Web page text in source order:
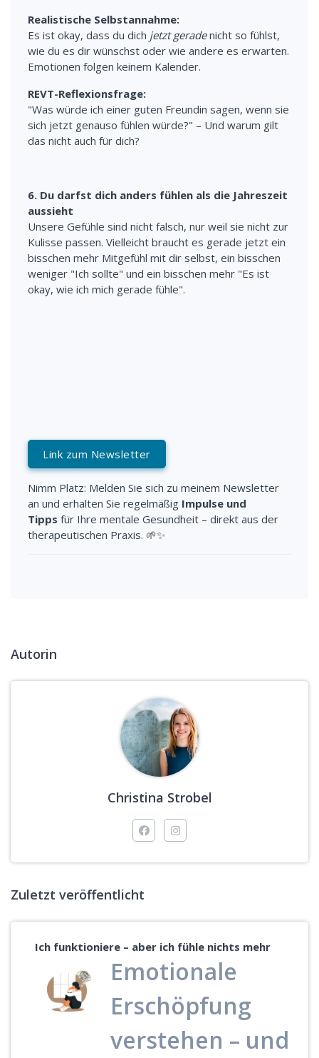
Realistische Selbstannahme:
Es ist okay, dass du dich jetzt geradenicht so fühlst,
wie du es dir wünschst oder wie andere es erwarten.
Emotionen folgen keinem Kalender.
REVT-Reflexionsfrage:
"Was würde ich einer guten Freundin sagen, wenn sie
sich jetzt genauso fühlen würde?" – Und warum gilt
das nicht auch für dich?
6. Du darfst dich anders fühlen als die Jahreszeit
aussieht
Unsere Gefühle sind nicht falsch, nur weil sie nicht zur
Kulisse passen. Vielleicht braucht es gerade jetzt ein
bisschen mehr Mitgefühl mit dir selbst, ein bisschen
weniger "Ich sollte" und ein bisschen mehr "Es ist
okay, wie ich mich gerade fühle".
Link zum Newsletter
Nimm Platz: Melden Sie sich zu meinem Newsletter
an und erhalten Sie regelmäßig Impulse und
Tipps für Ihre mentale Gesundheit – direkt aus der
therapeutischen Praxis. 🌱✨
Autorin
Christina Strobel
Zuletzt veröffentlicht
Ich funktioniere – aber ich fühle nichts mehr
Emotionale
Erschöpfung
verstehen – und